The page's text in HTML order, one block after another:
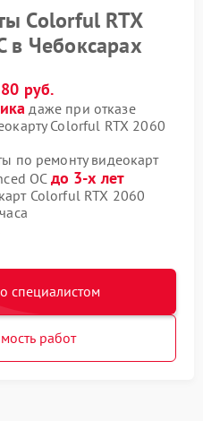
Colorful RTX
в Чебоксарах
руб.
даже при отказе
Colorful RTX 2060
по ремонту видеокарт
OC до 3-х лет
Colorful RTX 2060
специалистом
работ